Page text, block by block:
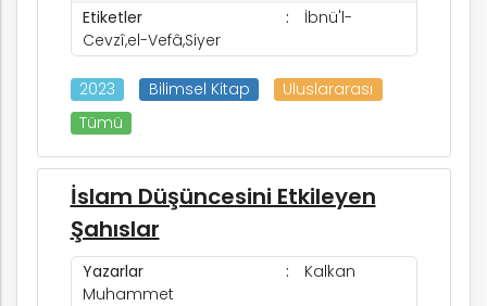
Etiketler
İbnü'l-
Cevzî,el-Vefâ,Siyer
2023 Bilimsel Kitap
Uluslararası
Tümü
İslam Düşüncesini Etkileyen
Şahıslar
Yazarlar
Kalkan
Muhammet